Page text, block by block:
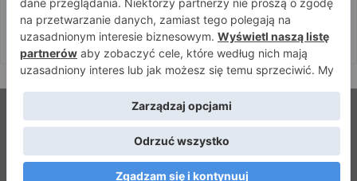
7 sierpnia 2026
Błachowicz nie zamierza odpuszczać. Odpowiedział
na słowa Whittakera!
Home
Redakcja Kontakt